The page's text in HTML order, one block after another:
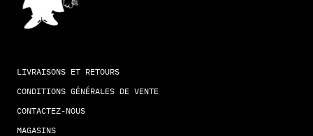
LIVRAISONS ET RETOURS
CONDITIONS GÉNÉRALES DE VENTE
CONTACTEZ-NOUS
MAGASINS